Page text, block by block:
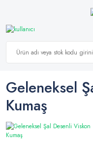
Geleneksel
Kumaş